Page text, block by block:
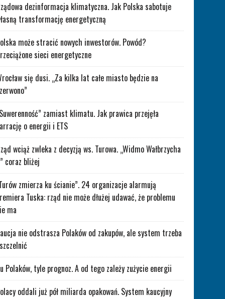
dezinformacja klimatyczna. Jak Polska sabotuje
transformację energetyczną
może stracić nowych inwestorów. Powód?
sieci energetyczne
się dusi. „Za kilka lat całe miasto będzie na
zamiast klimatu. Jak prawica przejęła
o energii i ETS
wciąż zwleka z decyzją ws. Turowa. „Widmo Wałbrzycha
coraz bliżej
zmierza ku ścianie”. 24 organizacje alarmują
Tuska: rząd nie może dłużej udawać, że problemu
ma
nie odstrasza Polaków od zakupów, ale system trzeba
Polaków, tyle prognoz. A od tego zależy zużycie energii
oddali już pół miliarda opakowań. System kaucyjny